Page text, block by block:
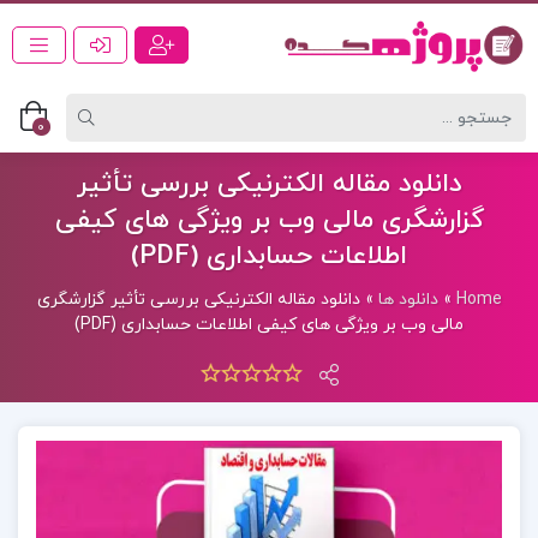
0
دانلود مقاله الکترنیکی بررسی تأثير
گزارشگری مالی وب بر ويژگی های كيفی
اطلاعات حسابداری (PDF)
Home
»دانلود ها »دانلود مقاله الکترنیکی بررسی تأثير گزارشگری
مالی وب بر ويژگی های كيفی اطلاعات حسابداری (PDF)